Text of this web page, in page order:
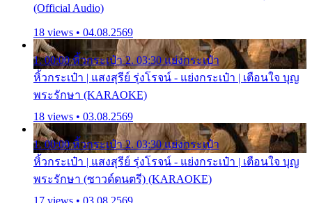
(Official Audio)
18 views • 04.08.2569
1. 00:00 หิ้วกระเป๋า 2. 03:30 แย่งกระเป๋า
หิ้วกระเป๋า | แสงสุรีย์ รุ่งโรจน์ - แย่งกระเป๋า | เตือนใจ บุญ
พระรักษา (KARAOKE)
18 views • 03.08.2569
1. 00:00 หิ้วกระเป๋า 2. 03:30 แย่งกระเป๋า
หิ้วกระเป๋า | แสงสุรีย์ รุ่งโรจน์ - แย่งกระเป๋า | เตือนใจ บุญ
พระรักษา (ซาวด์ดนตรี) (KARAOKE)
17 views • 03.08.2569